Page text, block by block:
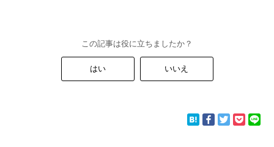
この記事は役に立ちましたか？
はい いいえ